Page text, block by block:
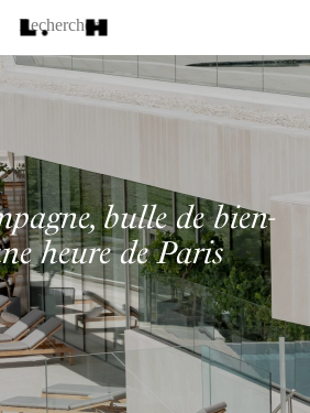
bulle de bien-
heure de Paris